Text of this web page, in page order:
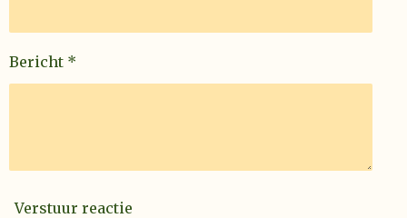
Bericht *
Verstuur reactie